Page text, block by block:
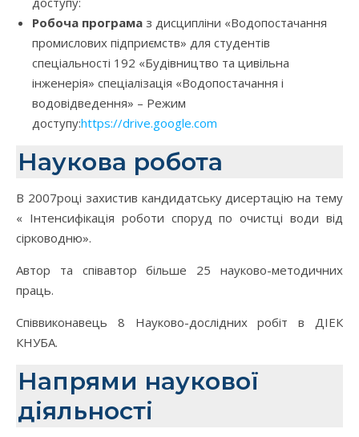
Робоча програма з дисципліни «Водопостачання
промислових підприємств» для студентів
спеціальності 192 «Будівництво та цивільна
інженерія» спеціалізація «Водопостачання і
водовідведення» – Режим
доступу:https://drive.google.com
Наукова робота
В 2007році захистив кандидатську дисертацію на тему
« Інтенсифікація роботи споруд по очистці води від
сірководню».
Автор та співавтор більше 25 науково-методичних
праць.
Співвиконавець 8 Науково-дослідних робіт в ДІЕК
КНУБА.
Напрями наукової
діяльності